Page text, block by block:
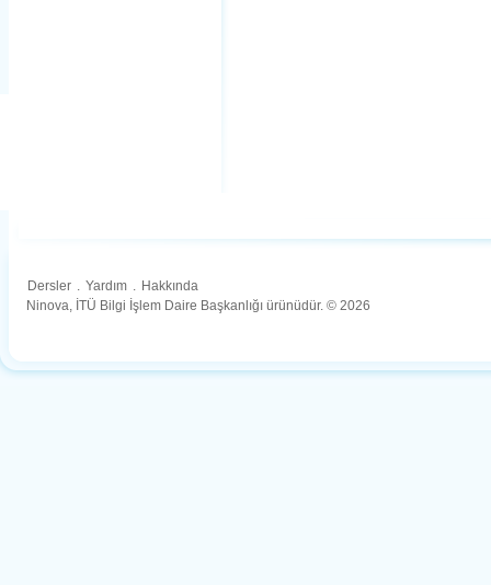
Dersler . Yardım . Hakkında
Ninova, İTÜ Bilgi İşlem Daire Başkanlığı ürünüdür. © 2026